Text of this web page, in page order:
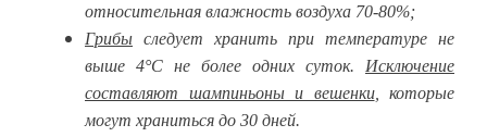
относительная влажность воздуха 70-80%;
Грибы следует хранить при температуре не
выше 4°С не более одних суток. Исключение
составляют шампиньоны и вешенки, которые
могут храниться до 30 дней.